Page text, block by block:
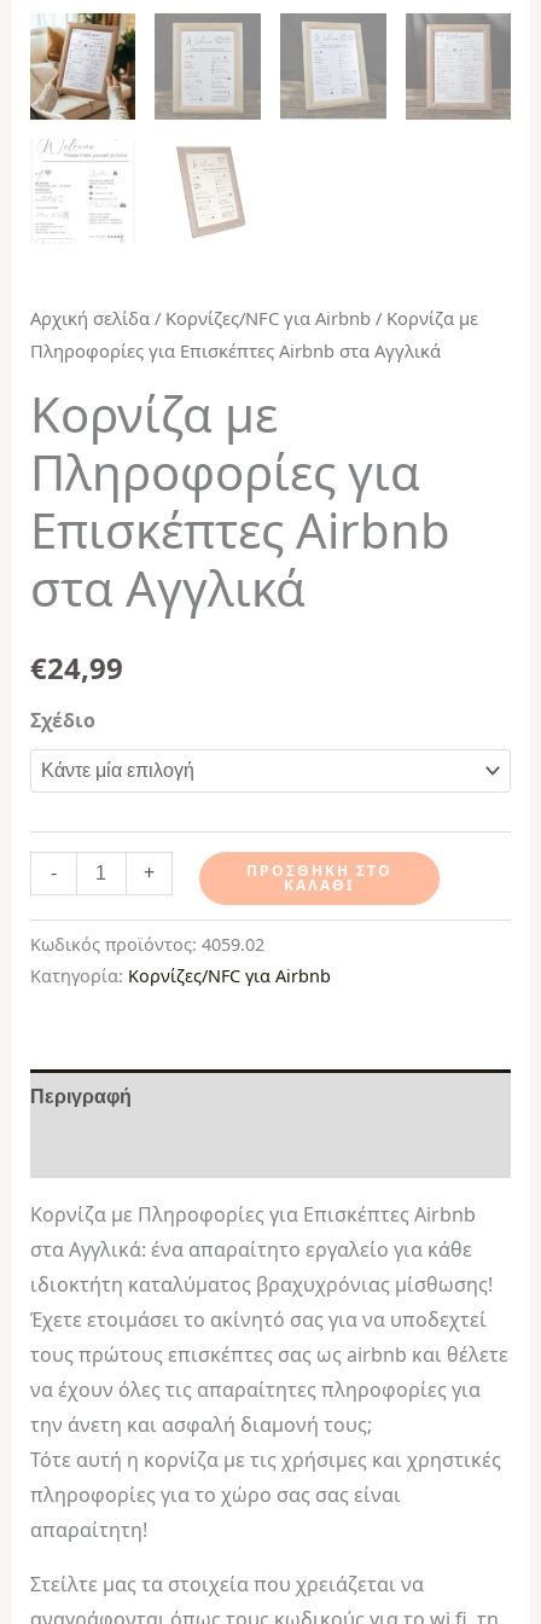
Αρχική σελίδα/ Κορνίζες/NFC για Airbnb/ Κορνίζα με
Πληροφορίες για Επισκέπτες Airbnb στα Αγγλικά
Κορνίζα με
Πληροφορίες για
Επισκέπτες Airbnb
στα Αγγλικά
€24,99
Σχέδιο
- + ΠΡΟΣΘΉΚΗ ΣΤΟ
ΚΑΛΆΘΙ
Κωδικός προϊόντος: 4059.02
Κατηγορία: Κορνίζες/NFC για Airbnb
Περιγραφή
Κορνίζα με Πληροφορίες για Επισκέπτες Airbnb
στα Αγγλικά: ένα απαραίτητο εργαλείο για κάθε
ιδιοκτήτη καταλύματος βραχυχρόνιας μίσθωσης!
Έχετε ετοιμάσει το ακίνητό σας για να υποδεχτεί
τους πρώτους επισκέπτες σας ως airbnb και θέλετε
να έχουν όλες τις απαραίτητες πληροφορίες για
την άνετη και ασφαλή διαμονή τους;
Τότε αυτή η κορνίζα με τις χρήσιμες και χρηστικές
πληροφορίες για το χώρο σας σας είναι
απαραίτητη!
Στείλτε μας τα στοιχεία που χρειάζεται να